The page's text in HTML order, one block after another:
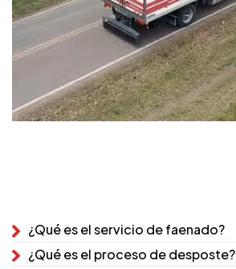
¿Qué es el servicio de faenado?
¿Qué es el proceso de desposte?